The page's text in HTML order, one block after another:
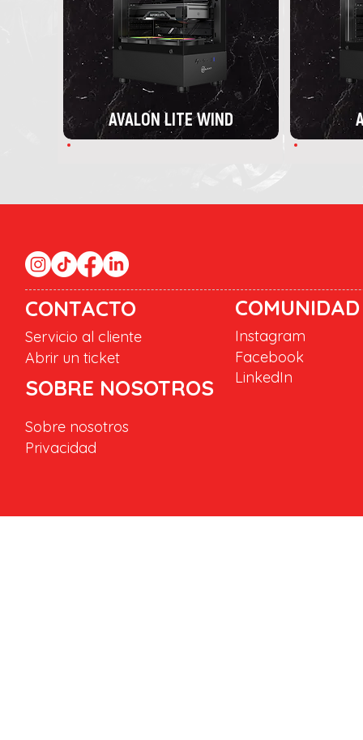
AVALON LITE WIND
CONTACTO
Servicio al cliente
Abrir un ticket
SOBRE NOSOTROS
COMUNIDAD
Instagram
Facebook
LinkedIn
Sobre nosotros
Privacidad